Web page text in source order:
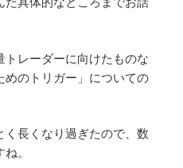
トレーダーに向けたものな
めのトリガー」についての
長くなり過ぎたので、数
。